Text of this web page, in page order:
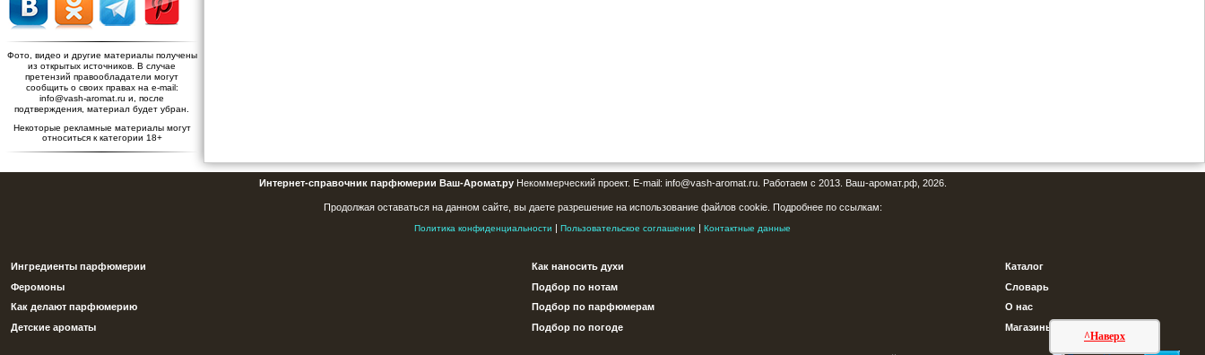
Фото, видео и другие материалы получены
из открытых источников. В случае
претензий правообладатели могут
сообщить о своих правах на e-mail:
info@vash-aromat.ru и, после
подтверждения, материал будет убран.
Некоторые рекламные материалы могут
относиться к категории 18+
^Наверх
Интернет-справочник парфюмерии Ваш-Аромат.руНекоммерческий проект. E-mail: info@vash-aromat.ru. Работаем с 2013. Ваш-аромат.рф, 2026.
Продолжая оставаться на данном сайте, вы даете разрешение на использование файлов cookie. Подробнее по ссылкам:
Политика конфиденциальности | Пользовательское соглашение | Контактные данные
Ингредиенты парфюмерии
Феромоны
Как делают парфюмерию
Детские ароматы
Как наносить духи
Подбор по нотам
Подбор по парфюмерам
Подбор по погоде
Каталог
Словарь
О нас
Магазины